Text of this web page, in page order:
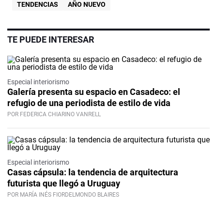
TENDENCIAS
AÑO NUEVO
TE PUEDE INTERESAR
Especial interiorismo
Galería presenta su espacio en Casadeco: el
refugio de una periodista de estilo de vida
POR FEDERICA CHIARINO VANRELL
Especial interiorismo
Casas cápsula: la tendencia de arquitectura
futurista que llegó a Uruguay
POR MARÍA INÉS FIORDELMONDO BLAIRES